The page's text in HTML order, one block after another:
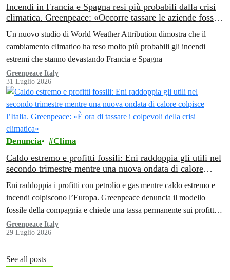
Incendi in Francia e Spagna resi più probabili dalla crisi
climatica. Greenpeace: «Occorre tassare le aziende fossili
Un nuovo studio di World Weather Attribution dimostra che il
cambiamento climatico ha reso molto più probabili gli incendi
estremi che stanno devastando Francia e Spagna
Greenpeace Italy
31 Luglio 2026
Denuncia Clima
Caldo estremo e profitti fossili: Eni raddoppia gli utili nel
secondo trimestre mentre una nuova ondata di calore
della crisi climatica»
Eni raddoppia i profitti con petrolio e gas mentre caldo estremo e
incendi colpiscono l’Europa. Greenpeace denuncia il modello
fossile della compagnia e chiede una tassa permanente sui profitti
delle aziende fossili
Greenpeace Italy
29 Luglio 2026
See all posts